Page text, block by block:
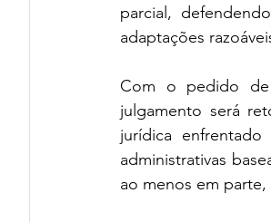
parcial,
adaptações
Com o pedido de
julgamento será
jurídica
administrativas
ao menos em